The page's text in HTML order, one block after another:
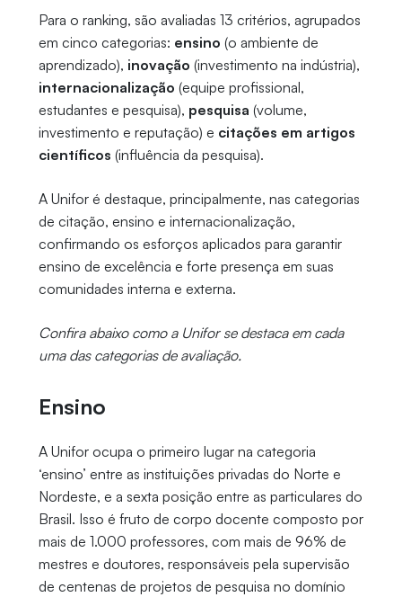
Para o ranking, são avaliadas 13 critérios, agrupados
em cinco categorias: ensino (o ambiente de
aprendizado), inovação (investimento na indústria),
internacionalização (equipe profissional,
estudantes e pesquisa), pesquisa (volume,
investimento e reputação) e citações em artigos
científicos (influência da pesquisa).
A Unifor é destaque, principalmente, nas categorias
de citação, ensino e internacionalização,
confirmando os esforços aplicados para garantir
ensino de excelência e forte presença em suas
comunidades interna e externa.
Confira abaixo como a Unifor se destaca em cada
uma das categorias de avaliação.
Ensino
A Unifor ocupa o primeiro lugar na categoria
‘ensino’ entre as instituições privadas do Norte e
Nordeste, e a sexta posição entre as particulares do
Brasil. Isso é fruto de corpo docente composto por
mais de 1.000 professores, com mais de 96% de
mestres e doutores, responsáveis pela supervisão
de centenas de projetos de pesquisa no domínio